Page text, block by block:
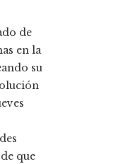
de
en la
su
que